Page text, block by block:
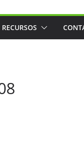
RECURSOS